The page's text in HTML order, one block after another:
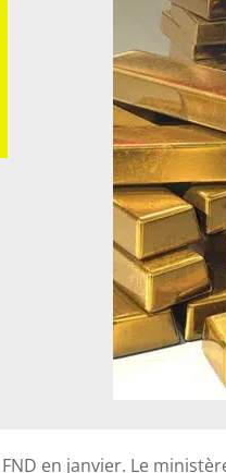
en janvier. Le